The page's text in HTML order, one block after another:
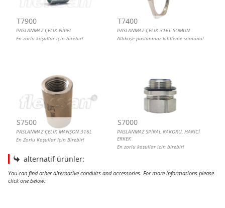
T7900
PASLANMAZ ÇELİK NİPEL
En zorlu koşullar için birebir!
T7400
PASLANMAZ ÇELİK 316L SOMUN
Altıköşe paslanmaz kilitleme somunu!
S7500
PASLANMAZ ÇELİK MANŞON 316L
En Zorlu Koşullar Için Birebir!
S7000
PASLANMAZ SPİRAL RAKORU, HARİCİ
ERKEK
En zorlu koşullar için birebir!
alternatif ürünler:
You can find other alternative conduits and accessories. For more informations please
click one below: